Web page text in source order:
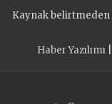
Kaynak belirtmeden
Haber Yazılımı|